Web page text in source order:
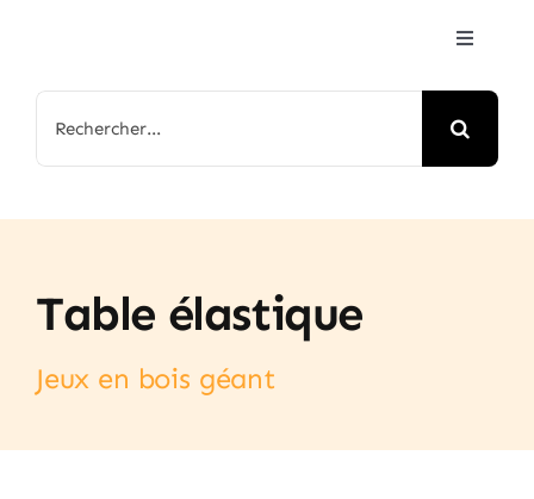
contenu
Toggle
Accueil
Arbre de Noël
Table élastique
Jeux en bois géant